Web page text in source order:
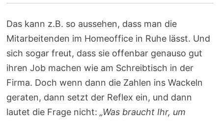
Das kann z.B. so aussehen, dass man die
Mitarbeitenden im Homeoffice in Ruhe lässt. Und
sich sogar freut, dass sie offenbar genauso gut
ihren Job machen wie am Schreibtisch in der
Firma. Doch wenn dann die Zahlen ins Wackeln
geraten, dann setzt der Reflex ein, und dann
lautet die Frage nicht:„Was braucht Ihr, um